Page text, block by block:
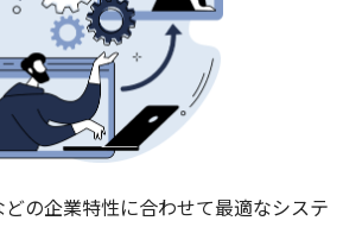
の企業特性に合わせて最適なシステ